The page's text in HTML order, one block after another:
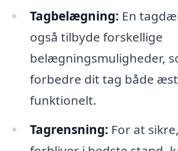
Tagbelægning: En
også tilbyde forskellige
belægningsmuligheder,
forbedre dit tag både
funktionelt.
Tagrensning: For at